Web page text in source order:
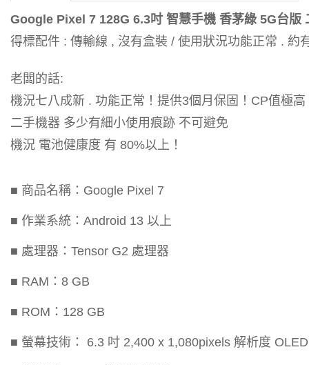
Google Pixel 7 128G 6.3吋 智慧手機 香茅綠 5G台版
得標配件 : 傳輸線 , 沒有盒裝 / 使用狀況功能正常 . 約
老闆的話:
機況七八成新 . 功能正常！提供3個月保固！CP值極高
二手機器 多少有細小使用痕跡 不可避免
機況 電池健康度 有 80%以上！
■ 商品名稱：Google Pixel 7
■ 作業系統：Android 13 以上
■ 處理器：Tensor G2 處理器
■ RAM：8 GB
■ ROM：128 GB
■ 螢幕技術： 6.3 吋 2,400 x 1,080pixels 解析度